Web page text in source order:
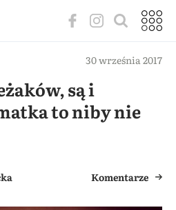
30 września 2017
są i
to niby nie
Komentarze